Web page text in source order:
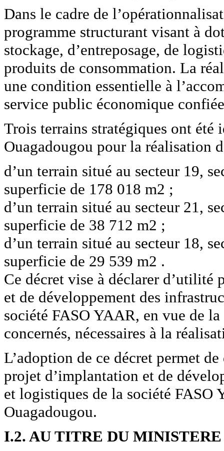
Dans le cadre de
programme structurant visant à
stockage, d’entreposage, de
produits de consommation. La
une condition essentielle à
service public économique
Trois terrains stratégiques ont été
Ouagadougou pour la réalisation
d’un terrain situé au secteur 19,
superficie de 178 018 m2 ;
d’un terrain situé au secteur 21,
superficie de 38 712 m2 ;
d’un terrain situé au secteur 18,
superficie de 29 539 m2 .
Ce décret vise à déclarer
et de développement des
société FASO YAAR, en vue de
concernés, nécessaires à la
L’adoption de ce décret permet
projet d’implantation et de
et logistiques de la société FASO
Ouagadougou.
I.2. AU TITRE DU